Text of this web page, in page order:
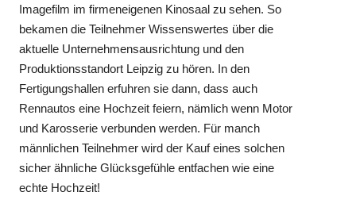
Imagefilm im firmeneigenen Kinosaal zu sehen. So
bekamen die Teilnehmer Wissenswertes über die
aktuelle Unternehmensausrichtung und den
Produktionsstandort Leipzig zu hören. In den
Fertigungshallen erfuhren sie dann, dass auch
Rennautos eine Hochzeit feiern, nämlich wenn Motor
und Karosserie verbunden werden. Für manch
männlichen Teilnehmer wird der Kauf eines solchen
sicher ähnliche Glücksgefühle entfachen wie eine
echte Hochzeit!